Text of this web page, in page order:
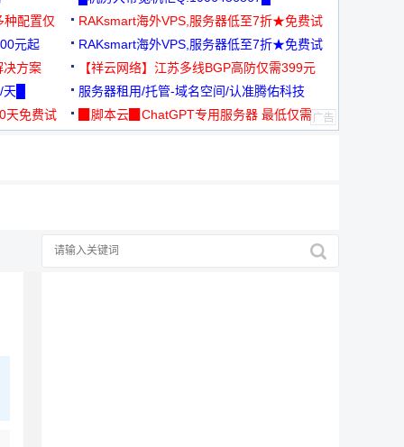
种配置仅
RAKsmart海外VPS,服务器低至7折★免费试
用★
元起
RAKsmart海外VPS,服务器低至7折★免费试
用★
决方案
【祥云网络】江苏多线BGP高防仅需399元
█
服务器租用/托管-域名空间/认准腾佑科技
免费试
▉脚本云▉ChatGPT专用服务器 最低仅需